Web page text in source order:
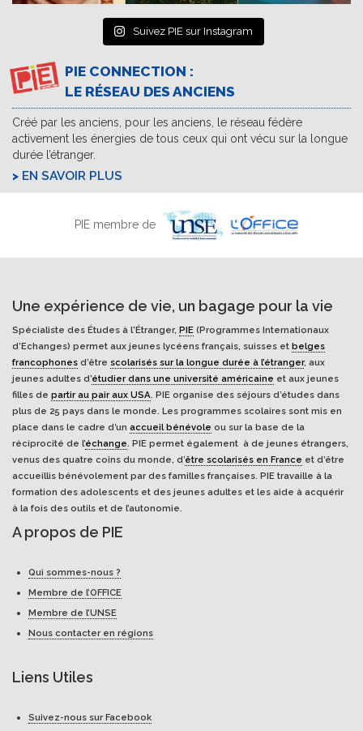
Suivez PIE sur Instagram
PIE CONNECTION :
LE RÉSEAU DES ANCIENS
Créé par les anciens, pour les anciens, le réseau fédère
activement les énergies de tous ceux qui ont vécu sur la longue
durée l’étranger.
EN SAVOIR PLUS
PIE membre de
Une expérience de vie, un bagage pour la vie
Spécialiste des Études à l'Étranger, PIE (Programmes Internationaux
d’Echanges) permet aux jeunes lycéens français, suisses et belges
francophones d’être scolarisés sur la longue durée à l’étranger, aux
jeunes adultes d’étudier dans une université américaine et aux jeunes
filles de partir au pair aux USA. PIE organise des séjours d’études dans
plus de 25 pays dans le monde. Les programmes scolaires sont mis en
place dans le cadre d’un accueil bénévole ou sur la base de la
réciprocité de l’échange. PIE permet également à de jeunes étrangers,
venus des quatre coins du monde, d’être scolarisés en France et d’être
accueillis bénévolement par des familles françaises. PIE travaille à la
formation des adolescents et des jeunes adultes et les aide à acquérir
à la fois des outils et de l’autonomie.
A propos de PIE
Qui sommes-nous ?
Membre de l’OFFICE
Membre de l’UNSE
Nous contacter en régions
Liens Utiles
Suivez-nous sur Facebook